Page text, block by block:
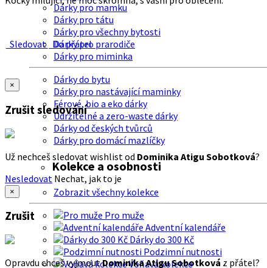
Dárky pro mamku
Dárky pro tátu
Dárky pro všechny bytosti
Dárky pro prarodiče
Dárky pro miminka
Dárky do bytu
Dárky pro nastávající maminky
Férové, bio a eko dárky
Udržitelné a zero-waste dárky
Dárky od českých tvůrců
Dárky pro domácí mazlíčky
Kolekce a osobnosti
Zobrazit všechny kolekce
Pro muže
Adventní kalendáře
Dárky do 300 Kč
Podzimní nutnosti
Voňavá kolekce
Sledovat Do přátel
×
Zrušit sledování
Už nechceš sledovat wishlist od Dominika Atigu Sobotková?
Nesledovat Nechat, jak to je
×
Zrušit
Opravdu chceš vyjmoutDominika Atigu Sobotková z přátel?